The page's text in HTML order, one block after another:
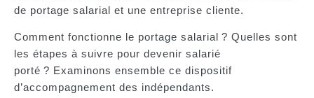
de portage salarial et une entreprise cliente.
Comment fonctionne le portage salarial ? Quelles sont
les étapes à suivre pour devenir salarié
porté ? Examinons ensemble ce dispositif
d’accompagnement des indépendants.